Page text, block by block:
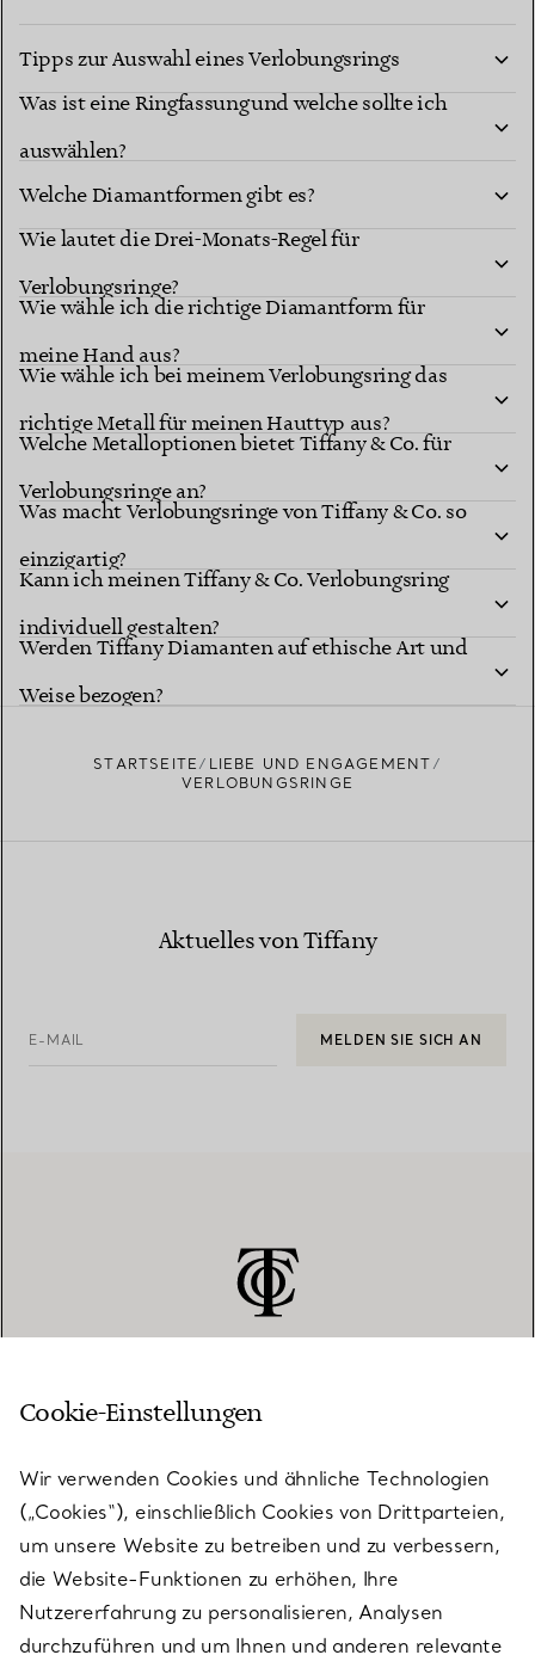
Tipps zur Auswahl eines Verlobungsrings
Was ist eine Ringfassung und welche sollte ich
auswählen?
berühmten Fassungen
Welche Diamantformen gibt es?
Diamantformen
Wie lautet die Drei-Monats-Regel für
Verlobungsringe?
Wie wähle ich die richtige Diamantform für
meine Hand aus?
Tiffany Diamantformen
Wie wähle ich bei meinem Verlobungsring das
richtige Metall für meinen Hauttyp aus?
Welche Metalloptionen bietet Tiffany & Co. für
Verlobungsringe an?
Was macht Verlobungsringe von Tiffany & Co. so
einzigartig?
Kann ich meinen Tiffany & Co. Verlobungsring
individuell gestalten?
Tiffany Ring-Studio
Werden Tiffany Diamanten auf ethische Art und
Weise bezogen?
Erfahren Sie mehr über die Herkunft unserer Diamanten
und unsere verantwortungsvolle Beschaffung
STARTSEITE
LIEBE UND ENGAGEMENT
VERLOBUNGSRINGE
Aktuelles von Tiffany
E-MAIL MELDEN SIE SICH AN
KUNDENSERVICE
SERVICES
ÜBER TIFFANY & CO.
Cookie-Einstellungen
Wir verwenden Cookies und ähnliche Technologien
(„Cookies“), einschließlich Cookies von Drittparteien,
um unsere Website zu betreiben und zu verbessern,
die Website-Funktionen zu erhöhen, Ihre
Nutzererfahrung zu personalisieren, Analysen
durchzuführen und um Ihnen und anderen relevante